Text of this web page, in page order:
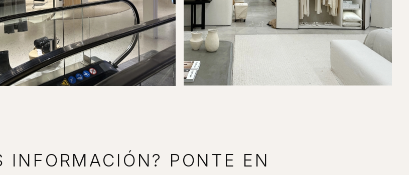
INFORMACIÓN? PONTE EN